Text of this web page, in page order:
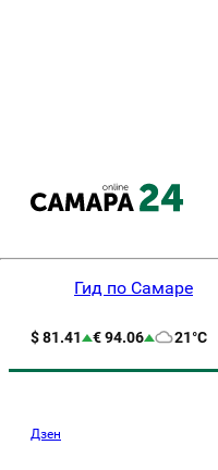
Гид по Самаре
$ 81.41 € 94.06 21°C
Дзен